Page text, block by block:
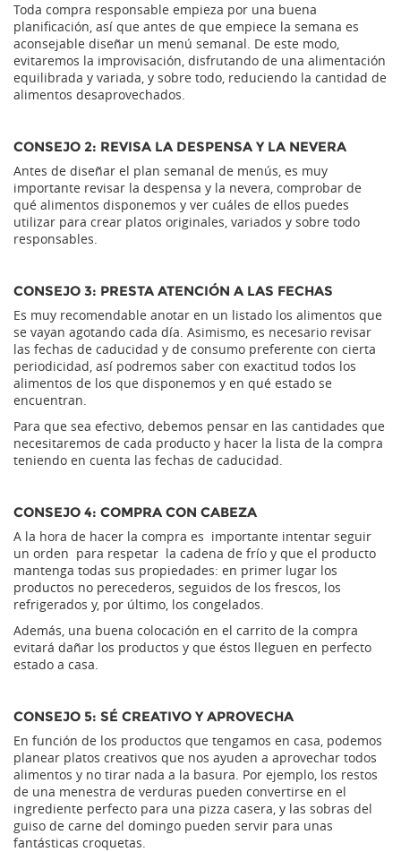
Toda compra responsable empieza por una buena
planificación, así que antes de que empiece la semana es
aconsejable diseñar un menú semanal. De este modo,
evitaremos la improvisación, disfrutando de una alimentación
equilibrada y variada, y sobre todo, reduciendo la cantidad de
alimentos desaprovechados.
CONSEJO 2: REVISA LA DESPENSA Y LA NEVERA
Antes de diseñar el plan semanal de menús, es muy
importante revisar la despensa y la nevera, comprobar de
qué alimentos disponemos y ver cuáles de ellos puedes
utilizar para crear platos originales, variados y sobre todo
responsables.
CONSEJO 3: PRESTA ATENCIÓN A LAS FECHAS
Es muy recomendable anotar en un listado los alimentos que
se vayan agotando cada día. Asimismo, es necesario revisar
las fechas de caducidad y de consumo preferente con cierta
periodicidad, así podremos saber con exactitud todos los
alimentos de los que disponemos y en qué estado se
encuentran.
Para que sea efectivo, debemos pensar en las cantidades que
necesitaremos de cada producto y hacer la lista de la compra
teniendo en cuenta las fechas de caducidad.
CONSEJO 4: COMPRA CON CABEZA
A la hora de hacer la compra es importante intentar seguir
un orden para respetar la cadena de frío y que el producto
mantenga todas sus propiedades: en primer lugar los
productos no perecederos, seguidos de los frescos, los
refrigerados y, por último, los congelados.
Además, una buena colocación en el carrito de la compra
evitará dañar los productos y que éstos lleguen en perfecto
estado a casa.
CONSEJO 5: SÉ CREATIVO Y APROVECHA
En función de los productos que tengamos en casa, podemos
planear platos creativos que nos ayuden a aprovechar todos
alimentos y no tirar nada a la basura. Por ejemplo, los restos
de una menestra de verduras pueden convertirse en el
ingrediente perfecto para una pizza casera, y las sobras del
guiso de carne del domingo pueden servir para unas
fantásticas croquetas.